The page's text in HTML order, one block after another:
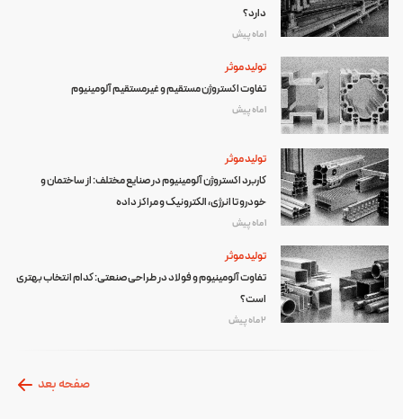
دارد؟
1 ماه پیش
تولید موثر
تفاوت اکستروژن مستقیم و غیرمستقیم آلومینیوم
1 ماه پیش
تولید موثر
کاربرد اکستروژن آلومینیوم در صنایع مختلف: از ساختمان و
خودرو تا انرژی، الکترونیک و مراکز داده
1 ماه پیش
تولید موثر
تفاوت آلومینیوم و فولاد در طراحی صنعتی: کدام انتخاب بهتری
است؟
2 ماه پیش
صفحه بعد